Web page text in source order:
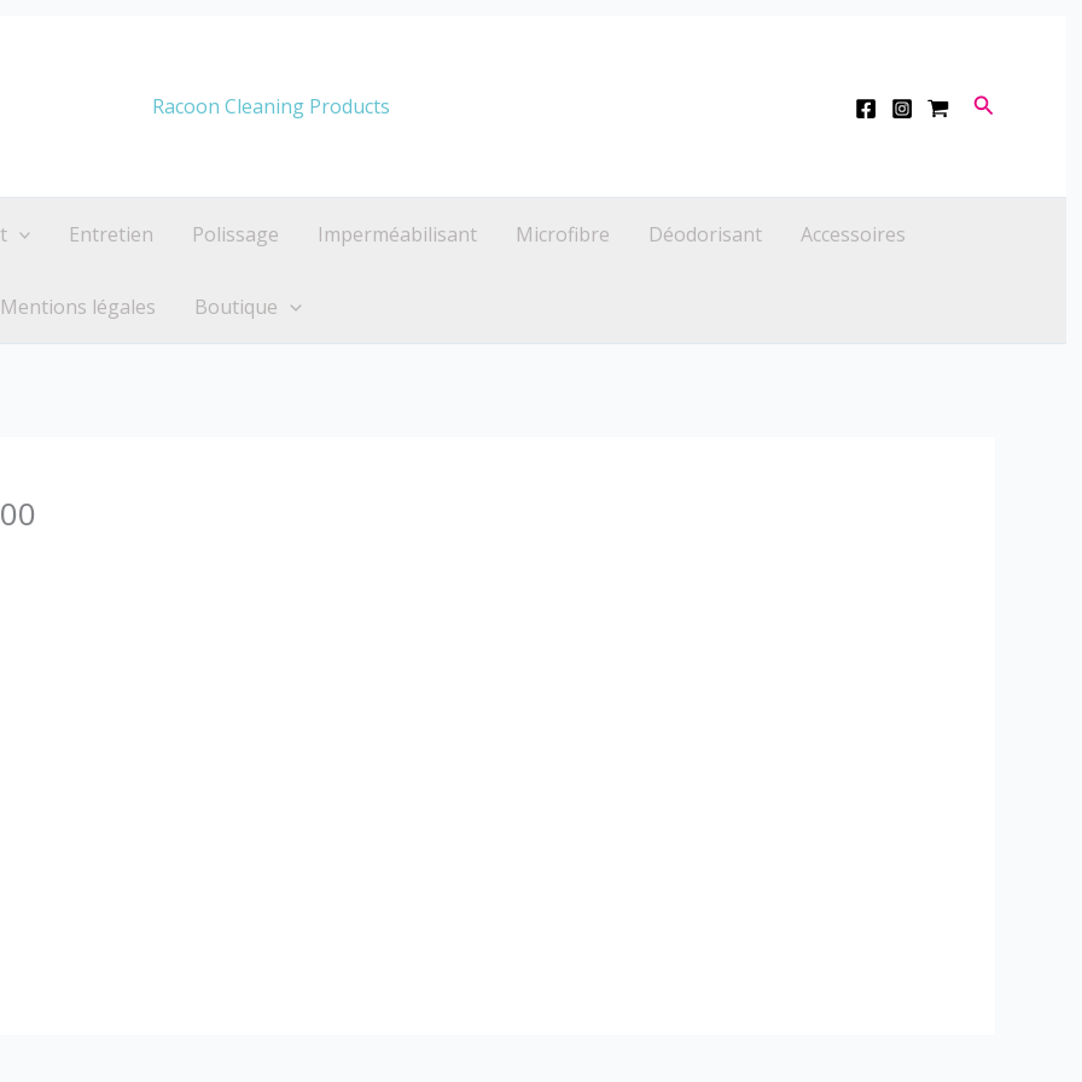
Racoon Cleaning Products
Entretien Polissage Imperméabilisant Microfibre Déodorisant Accessoires
Mentions légales Boutique